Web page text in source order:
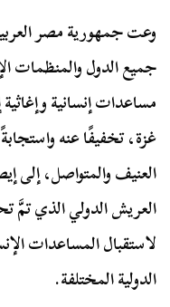
وعت جمهورية مصر
جميع الدول والمنظمات
مساعدات إنسانية
غزة، تخفيفًا عنه
العنيف والمتواصل، إلى
العريش الدولي الذي
لاستقبال المساعدات
الدولية المختلفة.